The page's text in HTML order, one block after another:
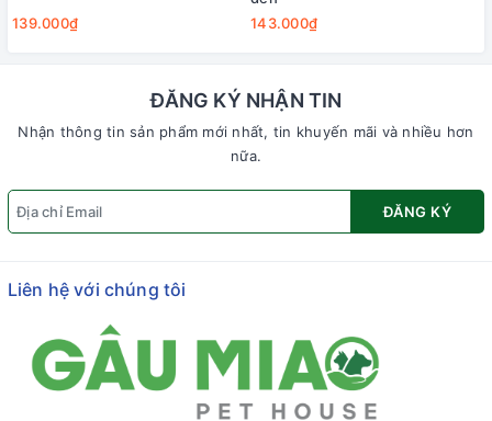
139.000₫
143.000₫
ĐĂNG KÝ NHẬN TIN
Nhận thông tin sản phẩm mới nhất, tin khuyến mãi và nhiều hơn
nữa.
ĐĂNG KÝ
Liên hệ với chúng tôi